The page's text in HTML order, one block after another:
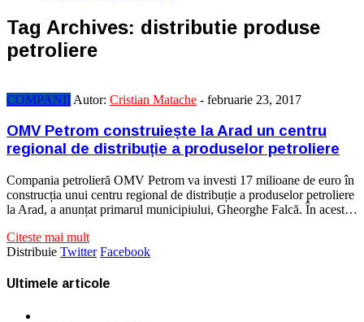
Tag Archives: distributie produse
petroliere
COMPANII Autor: Cristian Matache - februarie 23, 2017
OMV Petrom construiește la Arad un centru
regional de distribuție a produselor petroliere
Compania petrolieră OMV Petrom va investi 17 milioane de euro în
construcția unui centru regional de distribuție a produselor petroliere
la Arad, a anunțat primarul municipiului, Gheorghe Falcă. În acest…
Citeste mai mult
Distribuie Twitter Facebook
Ultimele articole